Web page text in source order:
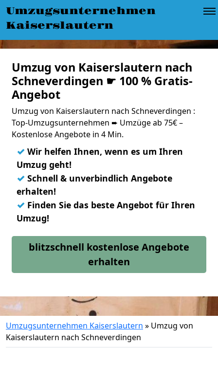
Umzugsunternehmen
Kaiserslautern
Umzug von Kaiserslautern nach
Schneverdingen ☛ 100 % Gratis-
Angebot
Umzug von Kaiserslautern nach Schneverdingen :
Top-Umzugsunternehmen ➨ Umzüge ab 75€ –
Kostenlose Angebote in 4 Min.
✓ Wir helfen Ihnen, wenn es um Ihren
Umzug geht!
✓ Schnell & unverbindlich Angebote
erhalten!
✓ Finden Sie das beste Angebot für Ihren
Umzug!
blitzschnell kostenlose Angebote
erhalten
Umzugsunternehmen Kaiserslautern » Umzug von
Kaiserslautern nach Schneverdingen